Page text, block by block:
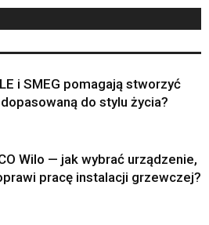
i SMEG pomagają stworzyć
do stylu życia?
Wilo — jak wybrać urządzenie,
pracę instalacji grzewczej?